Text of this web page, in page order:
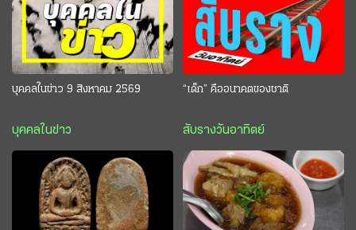
บุคคลในข่าว 9 สิงหาคม 2569
บุคคลในข่าว
“เด็ก” คืออนาคตของชาติ
สับรางวันอาทิตย์